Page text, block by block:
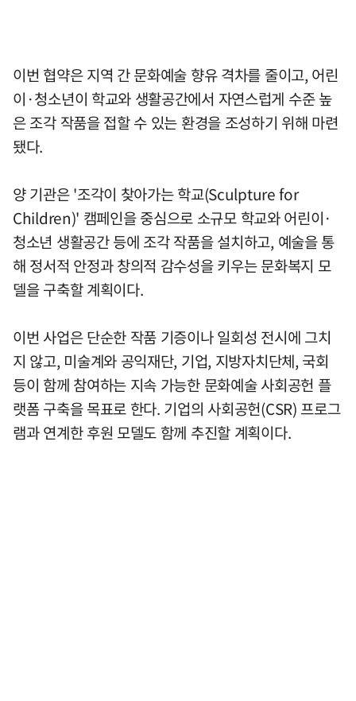
이번 협약은 지역 간 문화예술 향유 격차를 줄이고, 어린
이·청소년이 학교와 생활공간에서 자연스럽게 수준 높
은 조각 작품을 접할 수 있는 환경을 조성하기 위해 마련
됐다.
양 기관은 '조각이 찾아가는 학교(Sculpture for
Children)' 캠페인을 중심으로 소규모 학교와 어린이·
청소년 생활공간 등에 조각 작품을 설치하고, 예술을 통
해 정서적 안정과 창의적 감수성을 키우는 문화복지 모
델을 구축할 계획이다.
이번 사업은 단순한 작품 기증이나 일회성 전시에 그치
지 않고, 미술계와 공익재단, 기업, 지방자치단체, 국회
등이 함께 참여하는 지속 가능한 문화예술 사회공헌 플
랫폼 구축을 목표로 한다. 기업의 사회공헌(CSR) 프로그
램과 연계한 후원 모델도 함께 추진할 계획이다.